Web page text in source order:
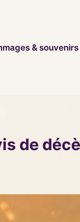
& souvenirs
de